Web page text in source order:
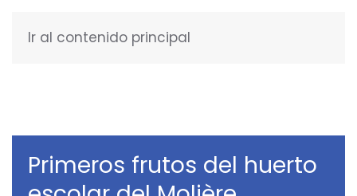
Ir al contenido principal
Primeros frutos del huerto